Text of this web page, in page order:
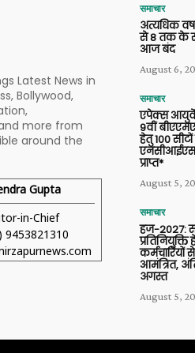
Latest News in
Bollywood,
more from
around the
Gupta
in-Chief
9453821310
समाचार
अत्यधिक
से 8 तक के
आज बंद
August 6,
समाचार
एपेक्स
9वीं
हेतु 100
प्राप्त*
August 5,
समाचार
हज-2027:
आमंत्रित,
अगस्त
August 5,